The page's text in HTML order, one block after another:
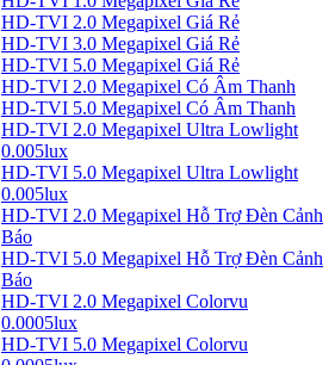
HD-TVI 2.0 Megapixel Giá Rẻ
HD-TVI 3.0 Megapixel Giá Rẻ
HD-TVI 5.0 Megapixel Giá Rẻ
HD-TVI 2.0 Megapixel Có Âm Thanh
HD-TVI 5.0 Megapixel Có Âm Thanh
HD-TVI 2.0 Megapixel Ultra Lowlight
0.005lux
HD-TVI 5.0 Megapixel Ultra Lowlight
0.005lux
HD-TVI 2.0 Megapixel Hỗ Trợ Đèn Cảnh
Báo
HD-TVI 5.0 Megapixel Hỗ Trợ Đèn Cảnh
Báo
HD-TVI 2.0 Megapixel Colorvu
0.0005lux
HD-TVI 5.0 Megapixel Colorvu